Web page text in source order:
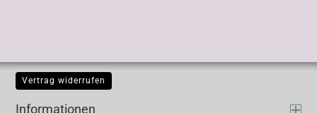
Vertrag widerrufen
Informationen